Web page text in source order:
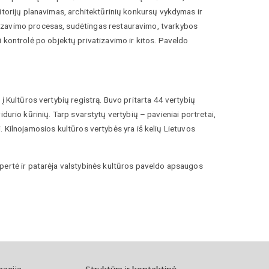
planavimas, architektūrinių konkursų vykdymas ir
procesas, sudėtingas restauravimo, tvarkybos
kontrolė po objektų privatizavimo ir kitos. Paveldo
Kultūros vertybių registrą. Buvo pritarta 44 vertybių
kūrinių. Tarp svarstytų vertybių – pavieniai portretai,
kultūros vertybės yra iš kelių Lietuvos
ir patarėja valstybinės kultūros paveldo apsaugos